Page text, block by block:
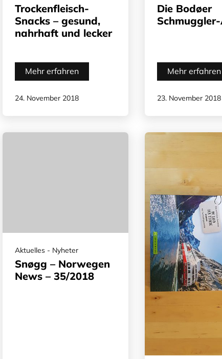
Trockenfleisch-
Snacks – gesund,
nahrhaft und lecker
Mehr erfahren
24. November 2018
Die Bodøer
Mehr erfahren
23. November 2018
Aktuelles - Nyheter
Snøgg – Norwegen
News – 35/2018